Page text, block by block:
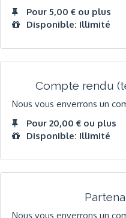
Pour 5,00 € ou plus
Disponible: Illimité
Compte rendu
Nous vous enverrons un
Pour 20,00 € ou plus
Disponible: Illimité
Nous vous enverrons un